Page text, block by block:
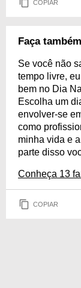
COPIAR
Faça também
Se você não
tempo livre,
bem no Dia
Escolha um
envolver-se
como
minha vida e
parte disso
Conheça 13
COPIAR